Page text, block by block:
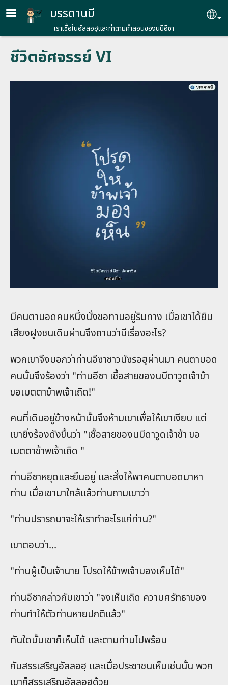
Skip to main content
บรรดานบี
เราเชื่อในอัลลอฮฺและทำตามคำสอนของนบีอีซา
ชีวิตอัศจรรย์ VI
มีคนตาบอดคนหนึ่งนั่งขอทานอยู่ริมทาง เมื่อเขาได้ยิน
เสียงฝูงชนเดินผ่านจึงถามว่ามีเรื่องอะไร?
พวกเขาจึงบอกว่าท่านอีซาชาวนัซรอฮฺผ่านมา คนตาบอด
คนนั้นจึงร้องว่า "ท่านอีซา เชื้อสายของนบีดาวูดเจ้าข้า
ขอเมตตาข้าพเจ้าเถิด!"
คนที่เดินอยู่ข้างหน้านั้นจึงห้ามเขาเพื่อให้เขาเงียบ แต่
เขายิ่งร้องดังขึ้นว่า "เชื้อสายของนบีดาวูดเจ้าข้า ขอ
เมตตาข้าพเจ้าเถิด "
ท่านอีซาหยุดและยืนอยู่ และสั่งให้พาคนตาบอดมาหา
ท่าน เมื่อเขามาใกล้แล้วท่านถามเขาว่า
"ท่านปรารถนาจะให้เราทำอะไรแก่ท่าน?"
เขาตอบว่า…
"ท่านผู้เป็นเจ้านาย โปรดให้ข้าพเจ้ามองเห็นได้"
ท่านอีซากล่าวกับเขาว่า "จงเห็นเถิด ความศรัทธาของ
ท่านทำให้ตัวท่านหายปกติแล้ว"
ทันใดนั้นเขาก็เห็นได้ และตามท่านไปพร้อม
กับสรรเสริญอัลลอฮฺ และเมื่อประชาชนเห็นเช่นนั้น พวก
เขาก็สรรเสริญอัลลอฮฺด้วย